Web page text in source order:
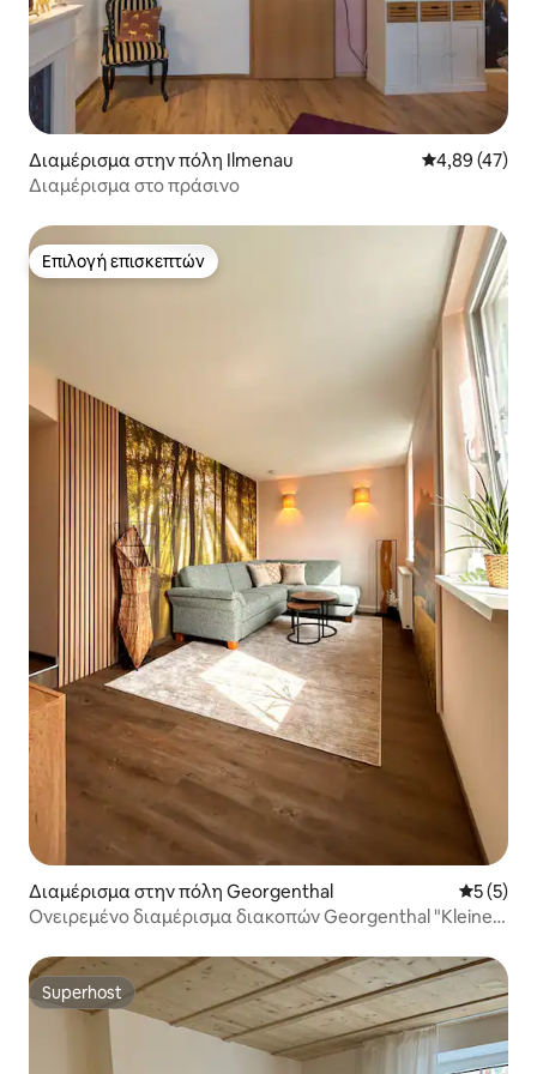
Διαμέρισμα στην πόλη Ilmenau Μέση
4,89 (47)
Διαμέρισμα στο πράσινο
Επιλογή επισκεπτών
Επιλογή επισκεπτών
Διαμέρισμα στην πόλη Georgenthal Μέση
5 (5)
Ονειρεμένο διαμέρισμα διακοπών Georgenthal "Kleiner
Superhost
Superhost